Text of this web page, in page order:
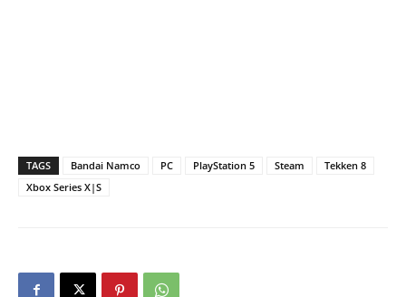
TAGS Bandai Namco PC PlayStation 5 Steam
Tekken 8
Xbox Series X|S